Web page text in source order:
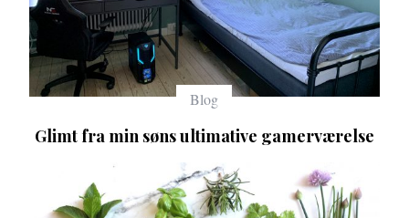
Blog
Glimt fra min søns ultimative gamerværelse